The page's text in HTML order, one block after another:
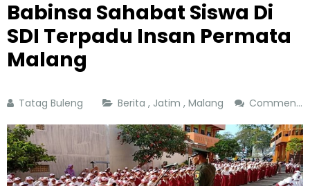
Babinsa Sahabat Siswa Di
SDI Terpadu Insan Permata
Malang
Tatag Buleng Berita , Jatim , Malang Comment